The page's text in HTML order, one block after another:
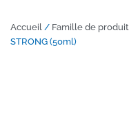
Accueil / Famille de produit
STRONG (50ml)